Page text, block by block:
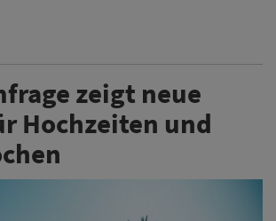
zeigt neue
Hochzeiten und